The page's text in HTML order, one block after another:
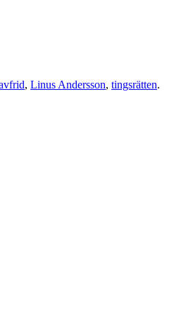
, Linus Andersson, tingsrätten.